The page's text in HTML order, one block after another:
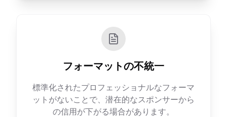
フォーマットの不統一
標準化されたプロフェッショナルなフォーマ
ットがないことで、潜在的なスポンサーから
の信用が下がる場合があります。